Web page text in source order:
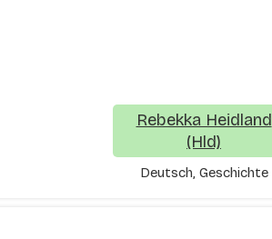
Rebekka Heidland
(Hld)
Deutsch, Geschichte